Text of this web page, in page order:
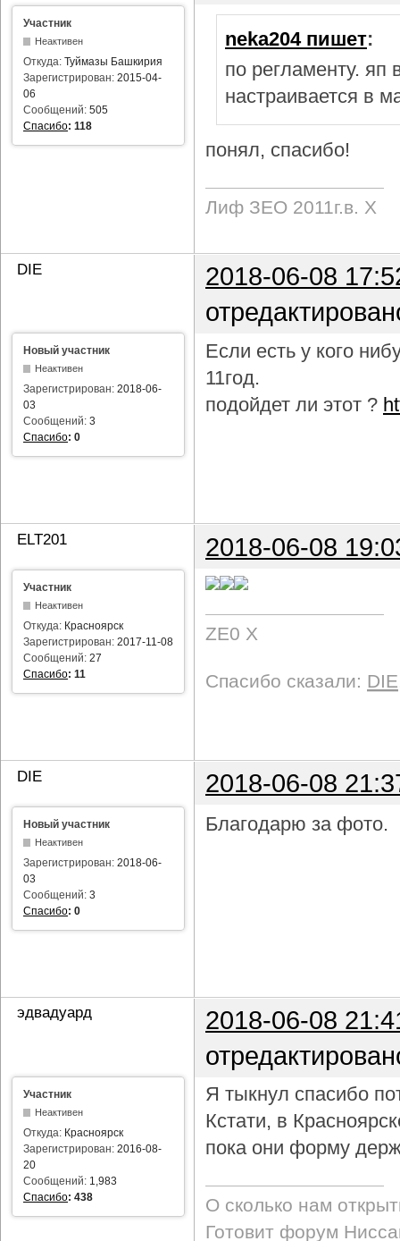
Участник
Неактивен
Откуда: Туймазы Башкирия
Зарегистрирован: 2015-04-
06
Сообщений: 505
Спасибо: 118
neka204 пишет:
по регламенту.
настраивается в
понял, спасибо!
Лиф ЗЕО 2011г.в. Х
DIE
2018-06-08
Новый участник
Неактивен
Зарегистрирован: 2018-06-
03
Сообщений: 3
Спасибо: 0
Если есть у кого
11год.
подойдет ли этот ?
ELT201 2018-06-08
Участник
Неактивен
Откуда: Красноярск
Зарегистрирован: 2017-11-08
Сообщений: 27
Спасибо: 11
ZE0 X
Спасибо сказали: DIE
DIE 2018-06-08
Новый участник
Неактивен
Зарегистрирован: 2018-06-
03
Сообщений: 3
Спасибо: 0
Благодарю за фото.
эдвадуард
2018-06-08
Участник
Неактивен
Откуда: Красноярск
Зарегистрирован: 2016-08-
20
Сообщений: 1,983
Спасибо: 438
Я тыкнул спасибо
Кстати, в
пока они форму
О сколько нам
Готовит форум